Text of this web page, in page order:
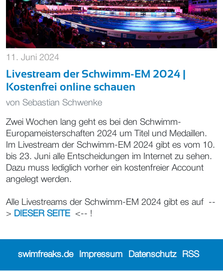
11. Juni 2024
Livestream der Schwimm-EM 2024 |
Kostenfrei online schauen
von Sebastian Schwenke
Zwei Wochen lang geht es bei den Schwimm-
Europameisterschaften 2024 um Titel und Medaillen.
Im Livestream der Schwimm-EM 2024 gibt es vom 10.
bis 23. Juni alle Entscheidungen im Internet zu sehen.
Dazu muss lediglich vorher ein kostenfreier Account
angelegt werden.
Alle Livestreams der Schwimm-EM 2024 gibt es auf --
> DIESER SEITE <-- !
swimfreaks.de Impressum Datenschutz RSS